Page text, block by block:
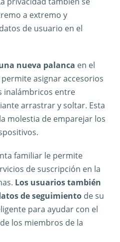
a extremo y
de usuario en el
nueva palanca en el
asignar accesorios
inalámbricos entre
arrastrar y soltar. Esta
molestia de emparejar los
familiar le permite
de suscripción en la
Los usuarios también
de seguimiento de su
para ayudar con el
los miembros de la